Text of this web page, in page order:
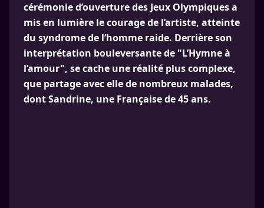
cérémonie d’ouverture des Jeux Olympiques a
mis en lumière le courage de l’artiste, atteinte
du syndrome de l’homme raide. Derrière son
interprétation bouleversante de "L’Hymne à
l’amour", se cache une réalité plus complexe,
que partage avec elle de nombreux malades,
dont Sandrine, une Française de 45 ans.